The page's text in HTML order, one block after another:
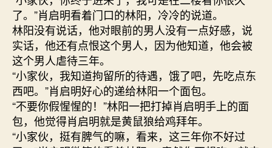
了。”肖启明看着门口的林阳，冷冷的说道。
林阳没有说话，他对眼前的男人没有一点好感，说
实话，他还有点恨这个男人，因为他知道，他会被
这个男人虐待三年。
“小家伙，我知道拘留所的待遇，饿了吧，先吃点东
西吧。”肖启明好心的递给林阳一个面包。
“不要你假惺惺的！”林阳一把打掉肖启明手上的面
包，他觉得肖启明就是黄鼠狼给鸡拜年。
“小家伙，挺有脾气的嘛，看来，这三年你不好过